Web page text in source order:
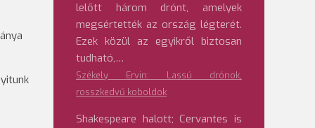
lelőtt három drónt, amelyek
megsértették az ország légterét.
Ezek közül az egyikről biztosan
tudható,…
Székely Ervin: Lassú drónok,
rosszkedvű koboldok
Shakespeare halott; Cervantes is